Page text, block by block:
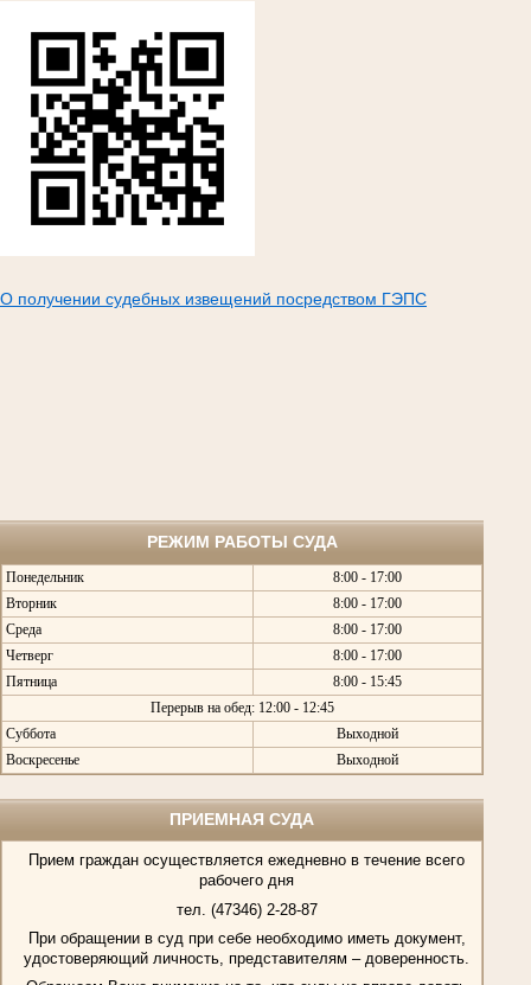
О получении судебных извещений посредством ГЭПС
РЕЖИМ РАБОТЫ СУДА
Понедельник
8:00 - 17:00
Вторник
8:00 - 17:00
Среда
8:00 - 17:00
Четверг
8:00 - 17:00
Пятница
8:00 - 15:45
Перерыв на обед: 12:00 - 12:45
Суббота
Выходной
Воскресенье
Выходной
ПРИЕМНАЯ СУДА
Прием граждан осуществляется ежедневно в течение всего
рабочего дня
тел. (47346) 2-28-87
При обращении в суд при себе необходимо иметь документ,
удостоверяющий личность, представителям – доверенность.